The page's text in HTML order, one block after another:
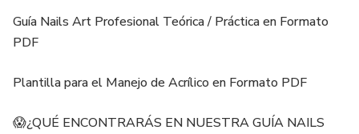
Guía Nails Art Profesional Teórica / Práctica en Formato
PDF
Plantilla para el Manejo de Acrílico en Formato PDF
😱¿QUÉ ENCONTRARÁS EN NUESTRA GUÍA NAILS